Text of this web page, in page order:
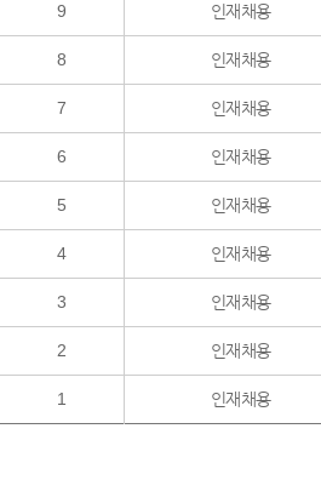
9 인재채용
8 인재채용
7 인재채용
6 인재채용
5 인재채용
4 인재채용
3 인재채용
2 인재채용
1 인재채용